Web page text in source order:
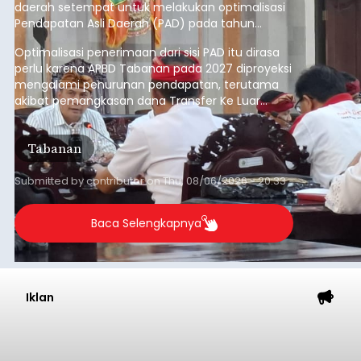
daerah setempat untuk melakukan optimalisasi
Pendapatan Asli Daerah (PAD) pada tahun
anggaran 2027.
Optimalisasi penerimaan dari sisi PAD itu dirasa
perlu karena APBD Tabanan pada 2027 diproyeksi
mengalami penurunan pendapatan, terutama
akibat pemangkasan dana Transfer Ke Luar
Daerah (TKD) dari pemerintah pusat.
Tabanan
Submitted bycontributoronThu, 08/06/2026 - 20:33
Baca Selengkapnya
Iklan